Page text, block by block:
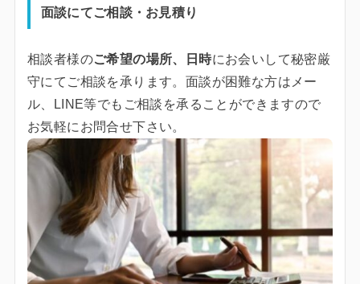
面談にてご相談・お見積り
相談者様のご希望の場所、日時にお会いして秘密厳
守にてご相談を承ります。面談が困難な方はメー
ル、LINE等でもご相談を承ることができますので
お気軽にお問合せ下さい。